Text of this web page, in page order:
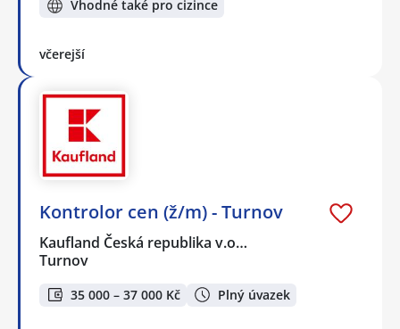
Vhodné také pro cizince
včerejší
Kontrolor cen (ž/m) - Turnov
Kaufland Česká republika v.o…
Turnov
35 000 – 37 000 Kč Plný úvazek